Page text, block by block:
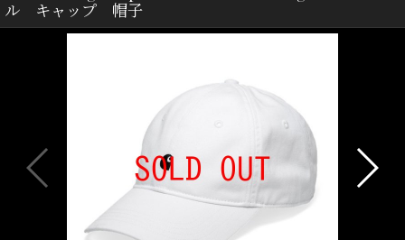
ル キャップ 帽子